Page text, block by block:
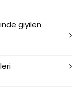
giyilen